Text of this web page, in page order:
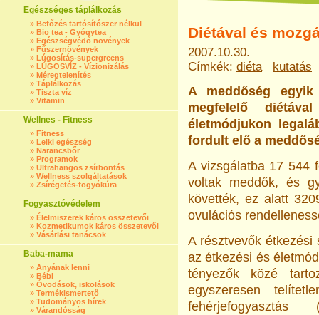
Egészséges táplálkozás
» Befőzés tartósítószer nélkül
» Bio tea - Gyógytea
» Egészségvédő növények
» Fűszernövények
» Lúgosítás-supergreens
» LÚGOSVÍZ - Vízionizálás
» Méregtelenítés
» Táplálkozás
» Tiszta víz
» Vitamin
Wellnes - Fitness
» Fitness
» Lelki egészség
» Narancsbőr
» Programok
» Ultrahangos zsírbontás
» Wellness szolgáltatások
» Zsírégetés-fogyókúra
Fogyasztóvédelem
» Élelmiszerek káros összetevői
» Kozmetikumok káros összetevői
» Vásárlási tanácsok
Baba-mama
» Anyának lenni
» Bébi
» Óvodások, iskolások
» Termékismertető
» Tudományos hírek
» Várandósság
Diétával és
2007.10.30.
Címkék: diéta kutatás
A meddőség
megfelelő
életmódjukon
fordult elő a
A vizsgálatba 17 544
voltak meddők, és
követték, ez alatt
ovulációs
A résztvevők étkezési
az étkezési és
tényezők közé
egyszeresen